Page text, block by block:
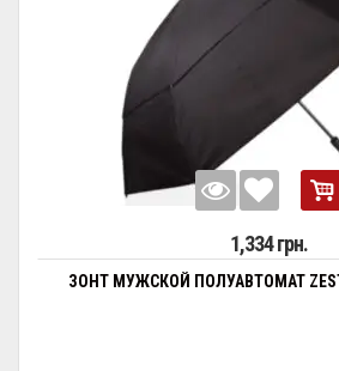
1,334 грн.
ЗОНТ МУЖСКОЙ ПОЛУАВТОМАТ